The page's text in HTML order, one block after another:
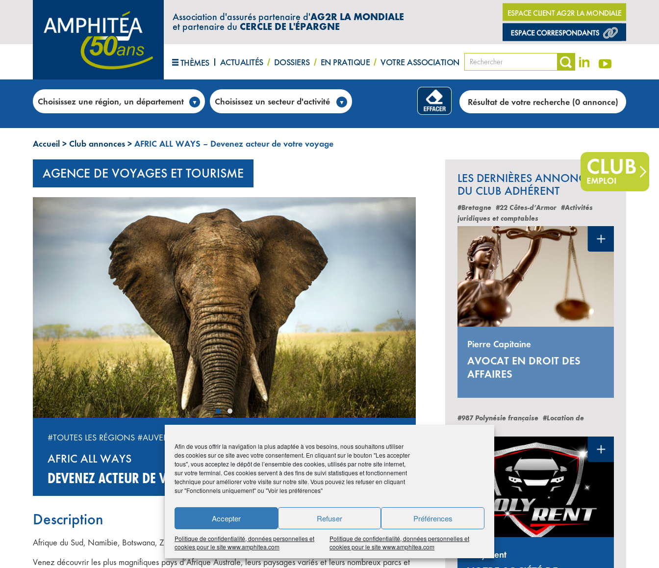
Afin de vous offrir la navigation la plus adaptée à vos besoins, nous souhaitons utiliser
des cookies sur ce site avec votre consentement. En cliquant sur le bouton "Les accepter
tous", vous acceptez le dépôt de l’ensemble des cookies, utilisés par notre site internet,
sur votre terminal. Ces cookies servent à des fins de suivi statistiques et fonctionnement
technique pour améliorer votre visite sur notre site. Vous pouvez les refuser en cliquant
sur "Fonctionnels uniquement" ou "Voir les préférences"
Accepter Refuser Préférences
Politique de confidentialité, données personnelles et
cookies pour le site www.amphitea.com
Politique de confidentialité, données personnelles et
cookies pour le site www.amphitea.com
Association d'assurés partenaire d'AG2R LA MONDIALE
et partenaire duCERCLE DE L'ÉPARGNE
ESPACE CLIENT AG2R LA MONDIALE
THÈMES ACTUALITÉS DOSSIERS EN PRATIQUE VOTRE ASSOCIATION
Choisissez une région, un département Choisissez un secteur d'activité Résultat de votre recherche (0 annonce)
Accueil > Club annonces > AFRIC ALL WAYS – Devenez acteur de votre voyage
AGENCE DE VOYAGES ET TOURISME
Les chutes Victoria au Zimbabwe ©iStock
#TOUTES LES RÉGIONS #AUVERGNE RHÔNE ALPES
AFRIC ALL WAYS
DEVENEZ ACTEUR DE VOTRE VOYAGE
Description
Afrique du Sud, Namibie, Botswana, Zimbabwe…
Venez découvrir les plus magnifiques pays d’Afrique Australe, leurs paysages variés et leurs nombreux parcs et
LES DERNIÈRES ANNONCES
DU CLUB ADHÉRENT
#Bretagne #22 Côtes-d’Armor #Activités
juridiques et comptables
Pierre Capitaine
AVOCAT EN DROIT DES
AFFAIRES
#987 Polynésie française #Location de
Holy Rent